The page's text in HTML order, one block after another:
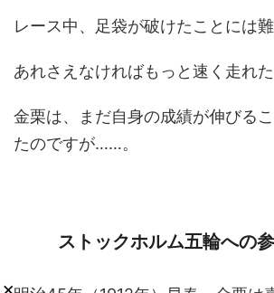
レース中、足袋が破けたことには難
あれさえなければもっと速く走れた
金栗は、まだ自身の成績が伸びる
たのですが……。
ストックホルム五輪への